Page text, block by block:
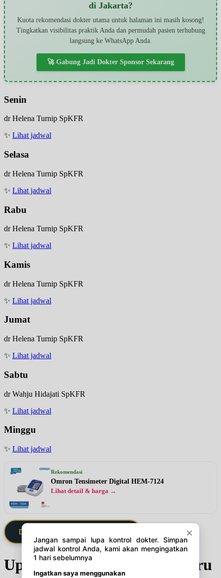
di Jakarta?
Kuota rekomendasi dokter utama untuk halaman ini masih kosong!
Tingkatkan visibilitas praktik Anda dan permudah pasien terhubung
langsung ke WhatsApp Anda.
🚀 Gabung Jadi Dokter Sponsor Sekarang
Senin
dr Helena Turnip SpKFR
✨ Lihat jadwal
Selasa
dr Helena Turnip SpKFR
✨ Lihat jadwal
Rabu
dr Helena Turnip SpKFR
✨ Lihat jadwal
Kamis
dr Helena Turnip SpKFR
✨ Lihat jadwal
Jumat
dr Helena Turnip SpKFR
✨ Lihat jadwal
Sabtu
dr Wahju Hidajati SpKFR
✨ Lihat jadwal
Minggu
✨ Lihat jadwal
Rekomendasi
Omron Tensimeter Digital HEM-7124
Lihat detail & harga →
Daftarkan Saya via Member VIP
Update Jadwal Dokter terbaru